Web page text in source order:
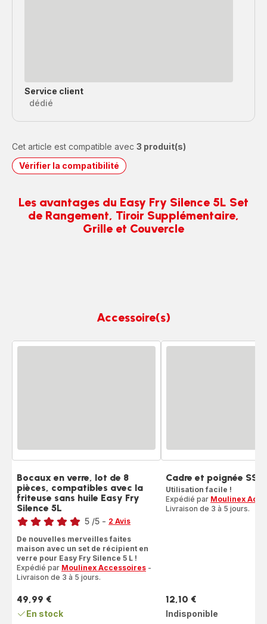
Service client
dédié
Cet article est compatible avec 3 produit(s)
Vérifier la compatibilité
Les avantages du Easy Fry Silence 5L Set
de Rangement, Tiroir Supplémentaire,
Grille et Couvercle
Accessoire(s)
Bocaux en verre, lot de 8
pièces, compatibles avec la
friteuse sans huile Easy Fry
Silence 5L
Note
5
étoiles
(moyenne)
5 /5 - 2 Avis
De nouvelles merveilles faites
maison avec un set de récipient en
verre pour Easy Fry Silence 5 L !
Expédié par Moulinex Accessoires -
Livraison de 3 à 5 jours.
Prix
49,99 €
En stock
Cadre et poignée SS-
Utilisation facile !
Expédié par Moulinex
Livraison de 3 à 5 jours.
Prix
12,10 €
Indisponible